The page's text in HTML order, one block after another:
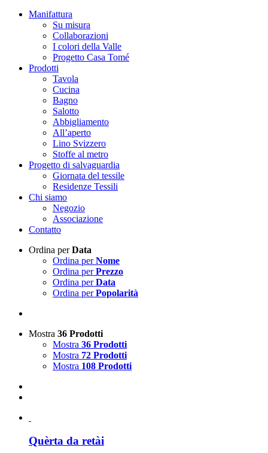
Manifattura
Su misura
Collaborazioni
I colori della Valle
Progetto Casa Tomé
Prodotti
Tavola
Cucina
Bagno
Salotto
Abbigliamento
All’aperto
Lino Svizzero
Stoffe al metro
Progetto di salvaguardia
Giornata del tessile
Residenze Tessili
Chi siamo
Negozio
Associazione
Contatto
Ordina perData
Ordina perNome
Ordina perPrezzo
Ordina perData
Ordina perPopolarità
Mostra 36 Prodotti
Mostra 36 Prodotti
Mostra 72 Prodotti
Mostra 108 Prodotti
Quèrta da retài